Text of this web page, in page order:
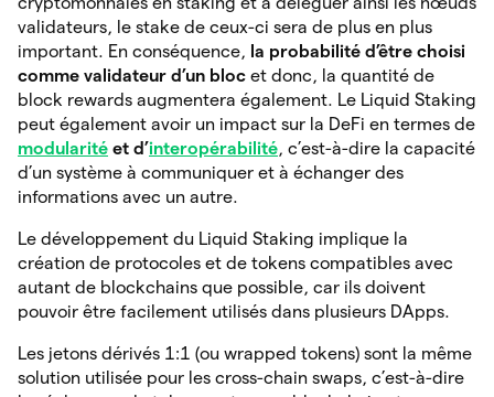
validateurs, le stake de ceux-ci sera de plus en plus
important. En conséquence, la probabilité d’être choisi
comme validateur d’un bloc et donc, la quantité de
block rewards augmentera également. Le Liquid Staking
peut également avoir un impact sur la DeFi en termes de
modularité et d’interopérabilité, c’est-à-dire la capacité
d’un système à communiquer et à échanger des
informations avec un autre.
Le développement du Liquid Staking implique la
création de protocoles et de tokens compatibles avec
autant de blockchains que possible, car ils doivent
pouvoir être facilement utilisés dans plusieurs DApps.
Les jetons dérivés 1:1 (ou wrapped tokens) sont la même
solution utilisée pour les cross-chain swaps, c’est-à-dire